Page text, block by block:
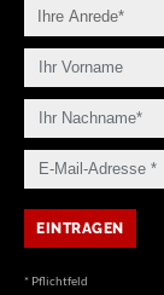
* Pflichtfeld